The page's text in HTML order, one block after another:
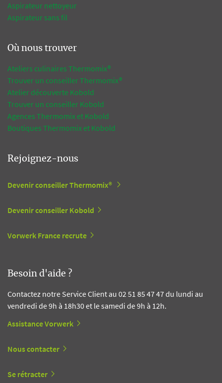
Aspirateur nettoyeur
Aspirateur sans fil
Où nous trouver
Ateliers culinaires Thermomix®
Trouver un conseiller Thermomix®
Atelier découverte Kobold
Trouver un conseiller Kobold
Agences Thermomix et Kobold
Boutiques Thermomix et Kobold
Rejoignez-nous
Devenir conseiller Thermomix®
Devenir conseiller Kobold
Vorwerk France recrute
Besoin d'aide ?
Contactez notre Service Client au 02 51 85 47 47 du lundi au
vendredi de 9h à 18h30 et le samedi de 9h à 12h.
Assistance Vorwerk
Nous contacter
Se rétracter